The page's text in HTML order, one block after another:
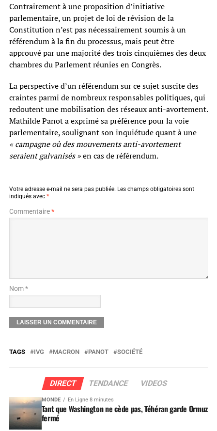
Contrairement à une proposition d’initiative
parlementaire, un projet de loi de révision de la
Constitution n’est pas nécessairement soumis à un
référendum à la fin du processus, mais peut être
approuvé par une majorité des trois cinquièmes des deux
chambres du Parlement réunies en Congrès.
La perspective d’un référendum sur ce sujet suscite des
craintes parmi de nombreux responsables politiques, qui
redoutent une mobilisation des réseaux anti-avortement.
Mathilde Panot a exprimé sa préférence pour la voie
parlementaire, soulignant son inquiétude quant à une
« campagne où des mouvements anti-avortement
seraient galvanisés »en cas de référendum.
Votre adresse e-mail ne sera pas publiée. Les champs obligatoires sont
indiqués avec *
Commentaire*
Nom *
TAGS IVG MACRON PANOT SOCIÉTÉ
DIRECT TENDANCE VIDEOS
MONDE En Ligne 8 minutes
Tant que Washington ne cède pas, Téhéran garde Ormuz
fermé